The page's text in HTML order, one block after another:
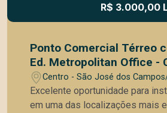
R$ 3.000,00
Ponto Comercial Térreo
Ed. Metropolitan Office -
São José dos Campos
Centro - São José dos
Excelente oportunidade para
em uma das localizações mais